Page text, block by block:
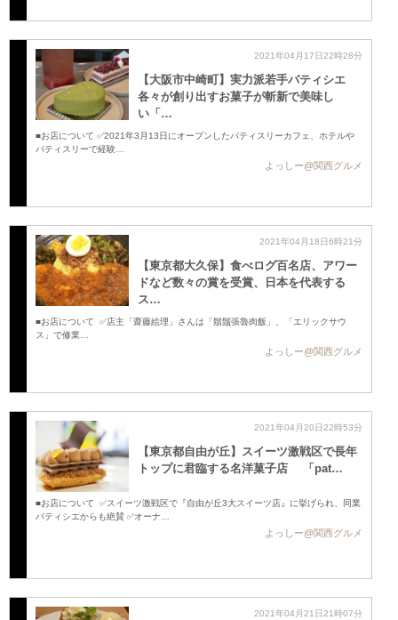
2021年04月17日22時28分
【大阪市中崎町】実力派若手パティシエ
各々が創り出すお菓子が斬新で美味し
い 「…
■お店について ✅2021年3月13日にオープンしたパティスリーカフェ、ホテルや
パティスリーで経験…
よっしー@関西グルメ
2021年04月18日6時21分
【東京都大久保】食べログ百名店、アワー
ドなど数々の賞を受賞、日本を代表する
ス…
■お店について ✅店主「齋藤絵理」さんは「鬍鬚張魯肉飯」、「エリックサウ
ス」で修業…
よっしー@関西グルメ
2021年04月20日22時53分
【東京都自由が丘】スイーツ激戦区で長年
トップに君臨する名洋菓子店 「pat…
■お店について ✅スイーツ激戦区で『自由が丘3大スイーツ店』に挙げられ、同業
パティシエからも絶賛 ✅オーナ…
よっしー@関西グルメ
2021年04月21日21時07分